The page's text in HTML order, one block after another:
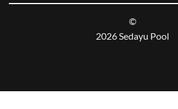
©
2026 Sedayu Pool